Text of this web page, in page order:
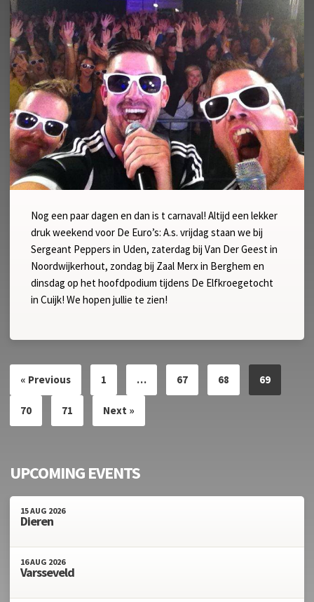
Nog een paar dagen en dan is t carnaval! Altijd een lekker
druk weekend voor De Euro’s: A.s. vrijdag staan we bij
Sergeant Peppers in Uden, zaterdag bij Van Der Geest in
Noordwijkerhout, zondag bij Zaal Merx in Berghem en
dinsdag op het hoofdpodium tijdens De Elfkroegetocht
in Cuijk! We hopen jullie te zien!
« Previous 1 … 67 68 69
70 71 Next »
UPCOMING EVENTS
15AUG 2026
Dieren
16AUG 2026
Varsseveld